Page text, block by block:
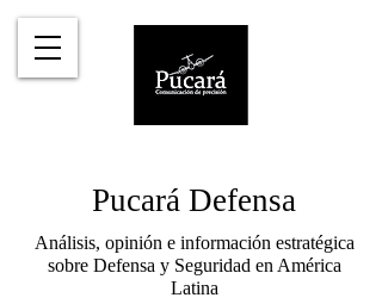
Pucará Defensa
Análisis, opinión e información estratégica
sobre Defensa y Seguridad en América
Latina